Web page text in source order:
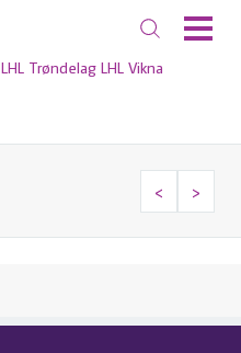
LHL Trøndelag LHL Vikna
< >